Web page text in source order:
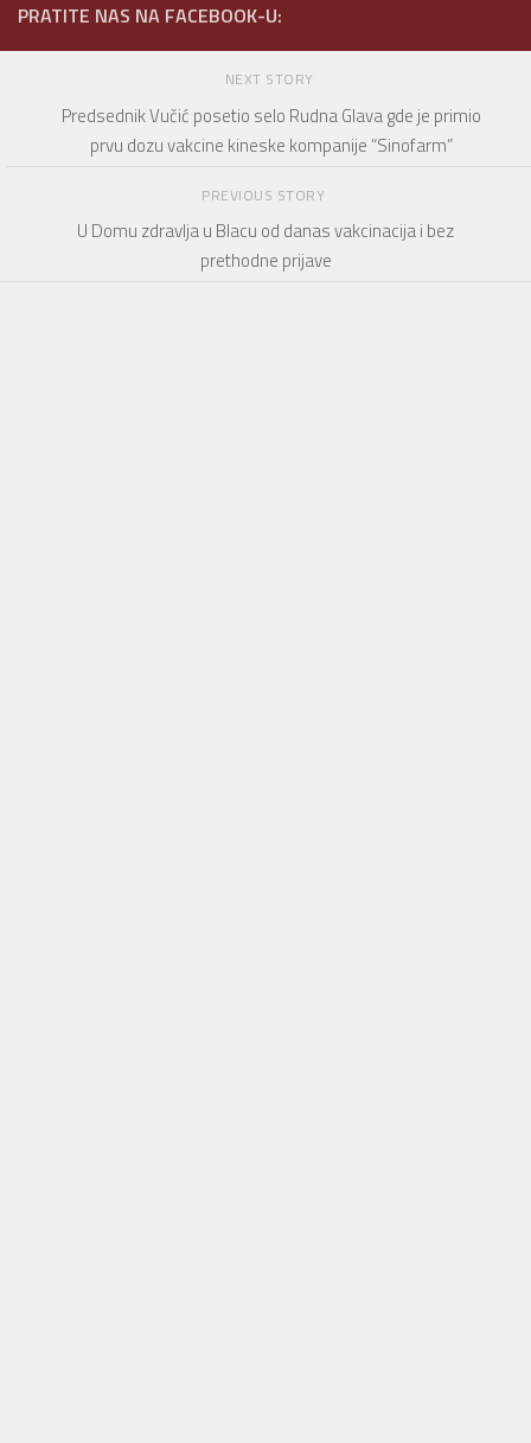
PRATITE NAS NA FACEBOOK-U:
NEXT STORY
Predsednik Vučić posetio selo Rudna Glava gde je primio
prvu dozu vakcine kineske kompanije “Sinofarm”
PREVIOUS STORY
U Domu zdravlja u Blacu od danas vakcinacija i bez
prethodne prijave